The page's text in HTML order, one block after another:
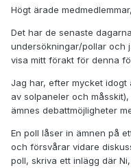
Högt ärade medmedlemmar,
Det har de senaste
undersökningar/pollar och
visa mitt förakt för denna
Jag har, efter mycket idogt
av solpaneler och
ämnes debattmöjligheter
En poll låser in ämnen på
och försvårar vidare
poll, skriva ett inlägg där